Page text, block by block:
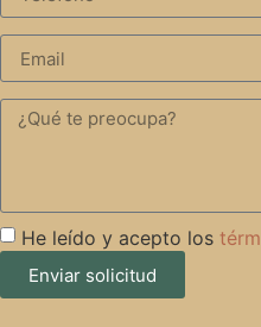
He leído y acepto los
Enviar solicitud